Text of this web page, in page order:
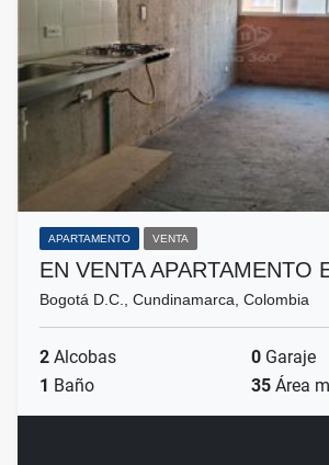
APARTAMENTO VENTA
EN VENTA APARTAMENTO
Bogotá D.C., Cundinamarca, Colombia
2 Alcobas 0 Garaje
1 Baño 35 Área m